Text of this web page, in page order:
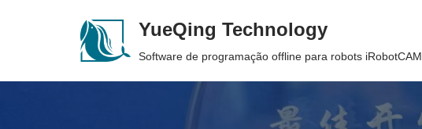
YueQing Technology
Software de programação offline para robots iRobotCAM